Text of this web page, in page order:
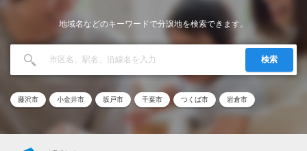
地域名などのキーワードで分譲地を検索できます。
検索
藤沢市 小金井市 坂戸市 千葉市 つくば市 岩倉市